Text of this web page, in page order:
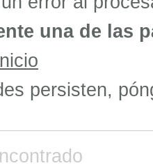
una de las
persisten,